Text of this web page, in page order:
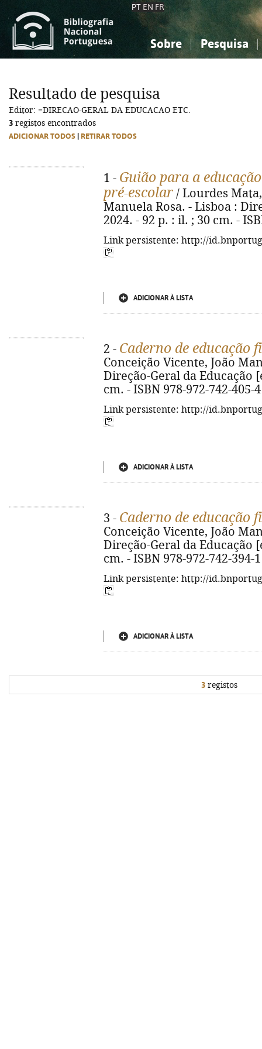
PT EN FR
Sobre Pesquisa
Ciências sociais...
Ciências sociais...
Resultado de pesquisa
Editor: =DIRECAO-GERAL DA EDUCACAO ETC.
3 registos encontrados
ADICIONAR TODOS RETIRAR TODOS
1 - Guião para a
pré-escolar / Lourdes
Manuela Rosa. - Lisboa :
2024. - 92 p. : il. ; 30 cm. -
Link persistente: http://
ADICIONAR À LISTA
2 - Caderno de educação
Conceição Vicente, João
Direção-Geral da Educação
cm. - ISBN 978-972-742-405-4
Link persistente: http://
ADICIONAR À LISTA
3 - Caderno de educação
Conceição Vicente, João
Direção-Geral da Educação
cm. - ISBN 978-972-742-394-1
Link persistente: http://
ADICIONAR À LISTA
3 registos